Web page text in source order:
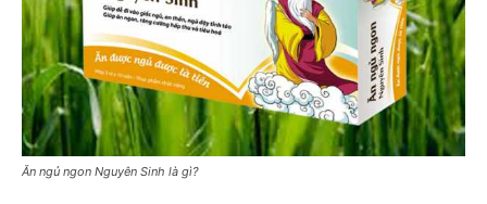
Ăn ngủ ngon Nguyên Sinh là gì?